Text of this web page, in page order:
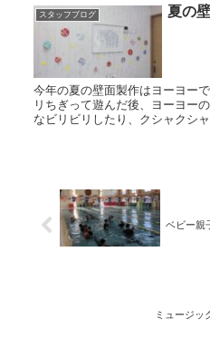
スタッフブログ 夏の
今年の夏の壁面製作はヨーヨーでした。 折り紙や花
リちぎって遊んだ後、ヨーヨーの
なビリビリしたり、クシャクシ
ベビー親
ミュージッ